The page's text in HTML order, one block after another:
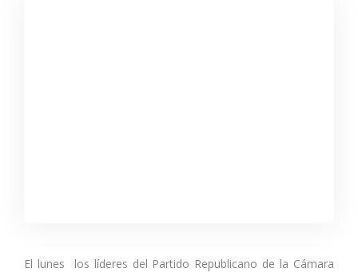
El lunes los líderes del Partido Republicano de la Cámara